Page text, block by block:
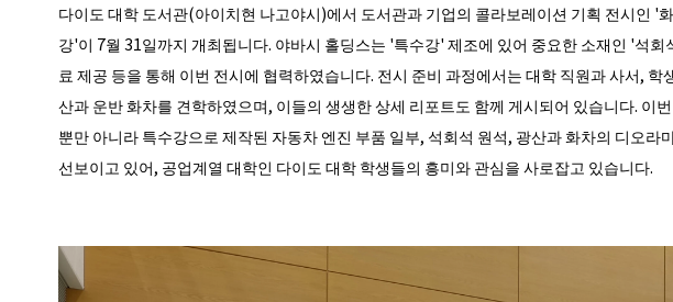
다이도 대학 도서관(아이치현 나고야시)에서 도서관과 기업의 콜라보레이션 기획 전시인 '
강'이 7월 31일까지 개최됩니다. 야바시 홀딩스는 '특수강' 제조에 있어 중요한 소재인 '석
료 제공 등을 통해 이번 전시에 협력하였습니다. 전시 준비 과정에서는 대학 직원과 사서,
산과 운반 화차를 견학하였으며, 이들의 생생한 상세 리포트도 함께 게시되어 있습니다. 이
뿐만 아니라 특수강으로 제작된 자동차 엔진 부품 일부, 석회석 원석, 광산과 화차의 디오라
선보이고 있어, 공업계열 대학인 다이도 대학 학생들의 흥미와 관심을 사로잡고 있습니다.